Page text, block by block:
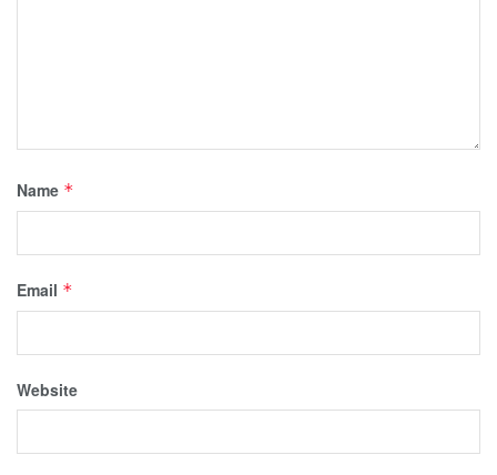
Name *
Email *
Website